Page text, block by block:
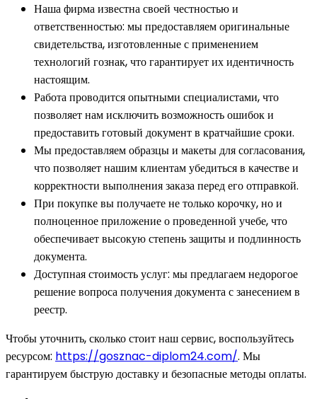
Наша фирма известна своей честностью и
ответственностью: мы предоставляем оригинальные
свидетельства, изготовленные с применением
технологий гознак, что гарантирует их идентичность
настоящим.
Работа проводится опытными специалистами, что
позволяет нам исключить возможность ошибок и
предоставить готовый документ в кратчайшие сроки.
Мы предоставляем образцы и макеты для согласования,
что позволяет нашим клиентам убедиться в качестве и
корректности выполнения заказа перед его отправкой.
При покупке вы получаете не только корочку, но и
полноценное приложение о проведенной учебе, что
обеспечивает высокую степень защиты и подлинность
документа.
Доступная стоимость услуг: мы предлагаем недорогое
решение вопроса получения документа с занесением в
реестр.
Чтобы уточнить, сколько стоит наш сервис, воспользуйтесь
ресурсом: https://gosznac-diplom24.com/. Мы
гарантируем быструю доставку и безопасные методы оплаты.